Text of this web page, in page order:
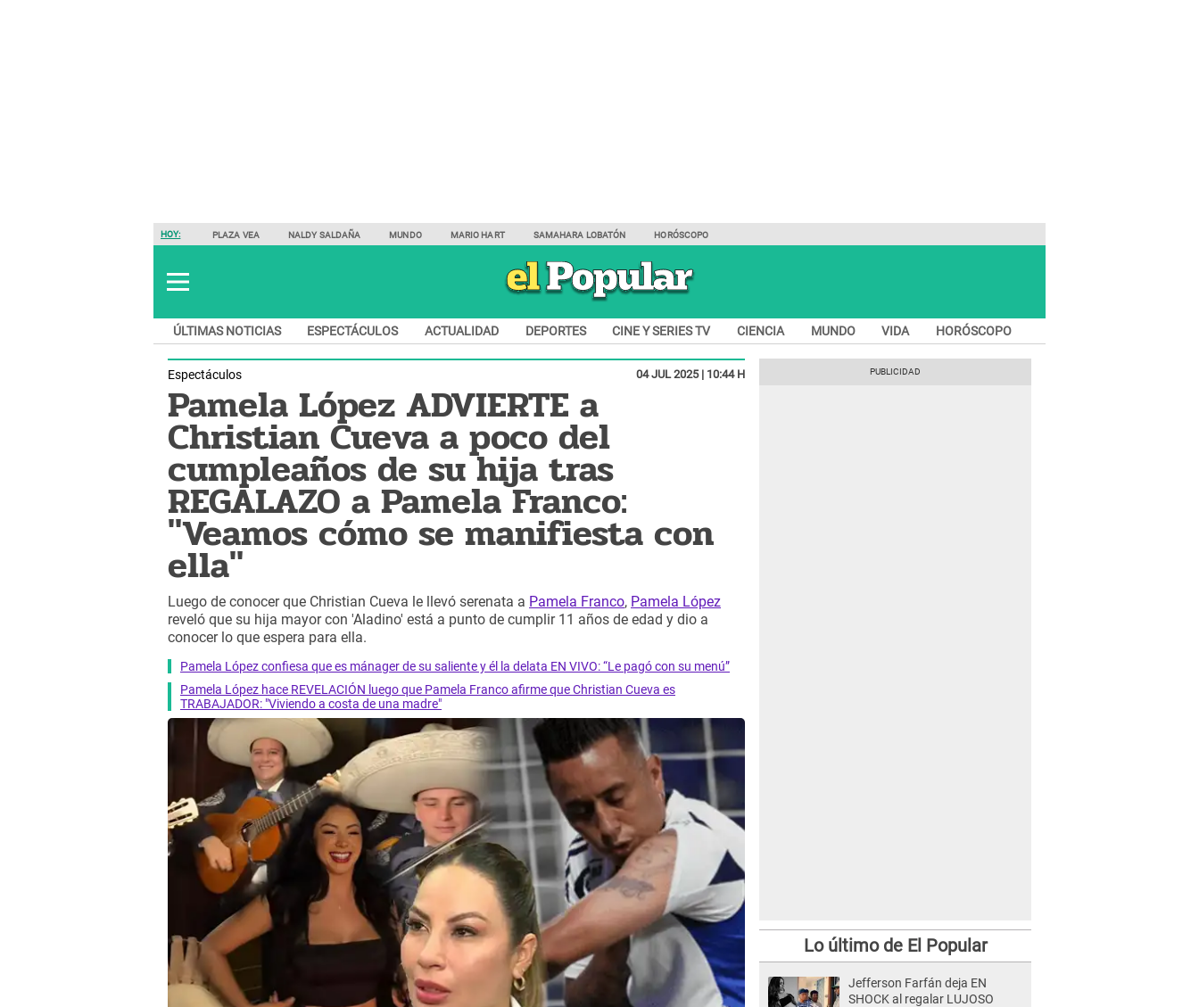
HOY: PLAZA VEA NALDY SALDAÑA MUNDO MARIO HART SAMAHARA LOBATÓN HORÓSCOPO
ÚLTIMAS NOTICIAS ESPECTÁCULOS ACTUALIDAD DEPORTES CINE Y SERIES TV CIENCIA MUNDO VIDA HORÓSCOPO
Espectáculos 04 JUL 2025 | 10:44 H
Pamela López ADVIERTE a
Christian Cueva a poco del
cumpleaños de su hija tras
REGALAZO a Pamela Franco:
"Veamos cómo se manifiesta con
ella"
Luego de conocer que Christian Cueva le llevó serenata a Pamela Franco, Pamela López
reveló que su hija mayor con 'Aladino' está a punto de cumplir 11 años de edad y dio a
conocer lo que espera para ella.
Pamela López confiesa que es mánager de su saliente y él la delata EN VIVO: “Le pagó con su menú”
Pamela López hace REVELACIÓN luego que Pamela Franco afirme que Christian Cueva es
TRABAJADOR: "Viviendo a costa de una madre"
Lo último de El Popular
Jefferson Farfán deja EN
SHOCK al regalar LUJOSO